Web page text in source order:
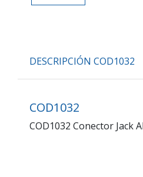
DESCRIPCIÓN COD1032
COD1032
COD1032 Conector Jack